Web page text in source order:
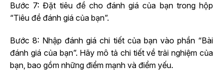
Bước 7: Đặt tiêu đề cho đánh giá của bạn trong hộp
“Tiêu đề đánh giá của bạn”.
Bước 8: Nhập đánh giá chi tiết của bạn vào phần “Bài
đánh giá của bạn”. Hãy mô tả chi tiết về trải nghiệm của
bạn, bao gồm những điểm mạnh và điểm yếu.